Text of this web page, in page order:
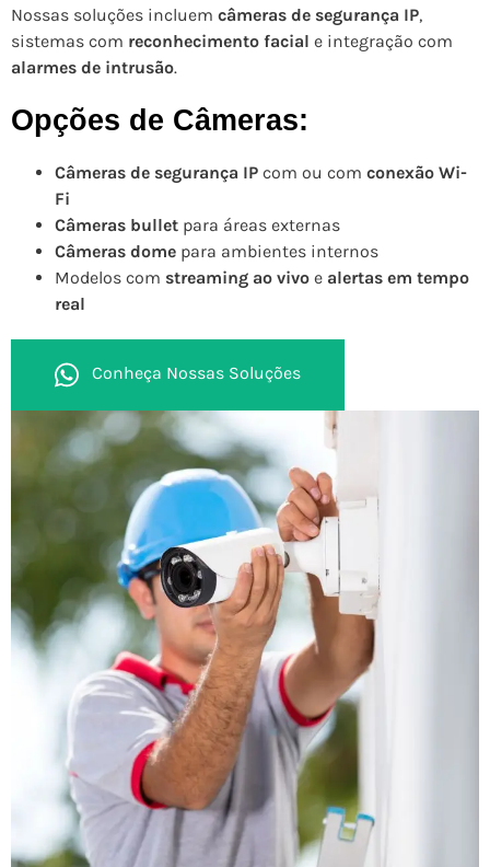
Nossas soluções incluem câmeras de segurança IP,
sistemas com reconhecimento facial e integração com
alarmes de intrusão.
Opções de Câmeras:
Câmeras de segurança IP com ou com conexão Wi-
Fi
Câmeras bullet para áreas externas
Câmeras dome para ambientes internos
Modelos com streaming ao vivo e alertas em tempo
real
Conheça Nossas Soluções